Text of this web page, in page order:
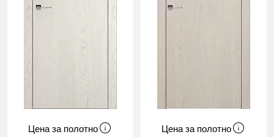
Цена за полотно Цена за полотно